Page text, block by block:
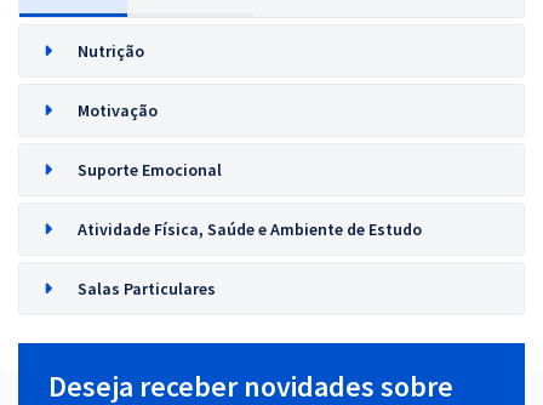
Nutrição
Motivação
Suporte Emocional
Atividade Física, Saúde e Ambiente de Estudo
Salas Particulares
Deseja receber novidades sobre